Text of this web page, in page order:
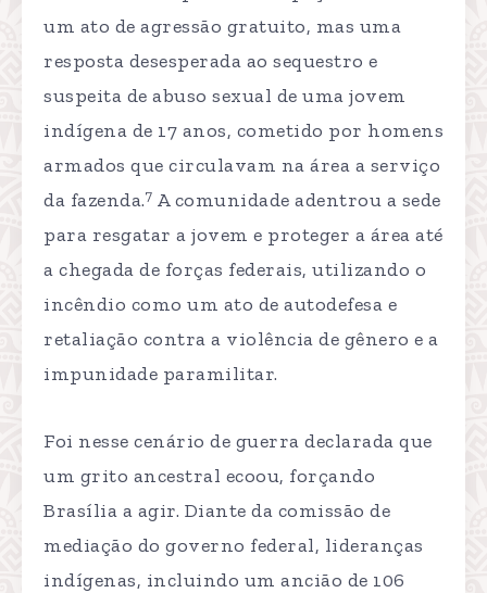
um ato de agressão gratuito, mas uma
resposta desesperada ao sequestro e
suspeita de abuso sexual de uma jovem
indígena de 17 anos, cometido por homens
armados que circulavam na área a serviço
da fazenda.7 A comunidade adentrou a sede
para resgatar a jovem e proteger a área até
a chegada de forças federais, utilizando o
incêndio como um ato de autodefesa e
retaliação contra a violência de gênero e a
impunidade paramilitar.
Foi nesse cenário de guerra declarada que
um grito ancestral ecoou, forçando
Brasília a agir. Diante da comissão de
mediação do governo federal, lideranças
indígenas, incluindo um ancião de 106